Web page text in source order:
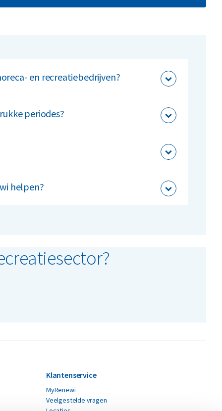
en recreatiebedrijven?
periodes?
helpen?
Klantenservice
MyRenewi
Veelgestelde vragen